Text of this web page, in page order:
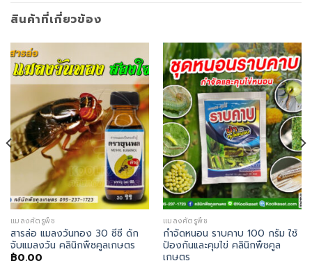
สินค้าที่เกี่ยวข้อง
แมลงศัตรูพืช
สารล่อ แมลงวันทอง 30 ซีซี ดัก
จับแมลงวัน คลินิกพืชคูลเกษตร
฿0.00
แมลงศัตรูพืช
กำจัดหนอน ราบคาบ 100 กรัม ใช้
ป้องกันและคุมไข่ คลินิกพืชคูล
เกษตร